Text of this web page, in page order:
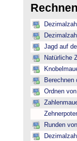
Jagd auf
Natürliche
Berechnen
Ordnen
Runden